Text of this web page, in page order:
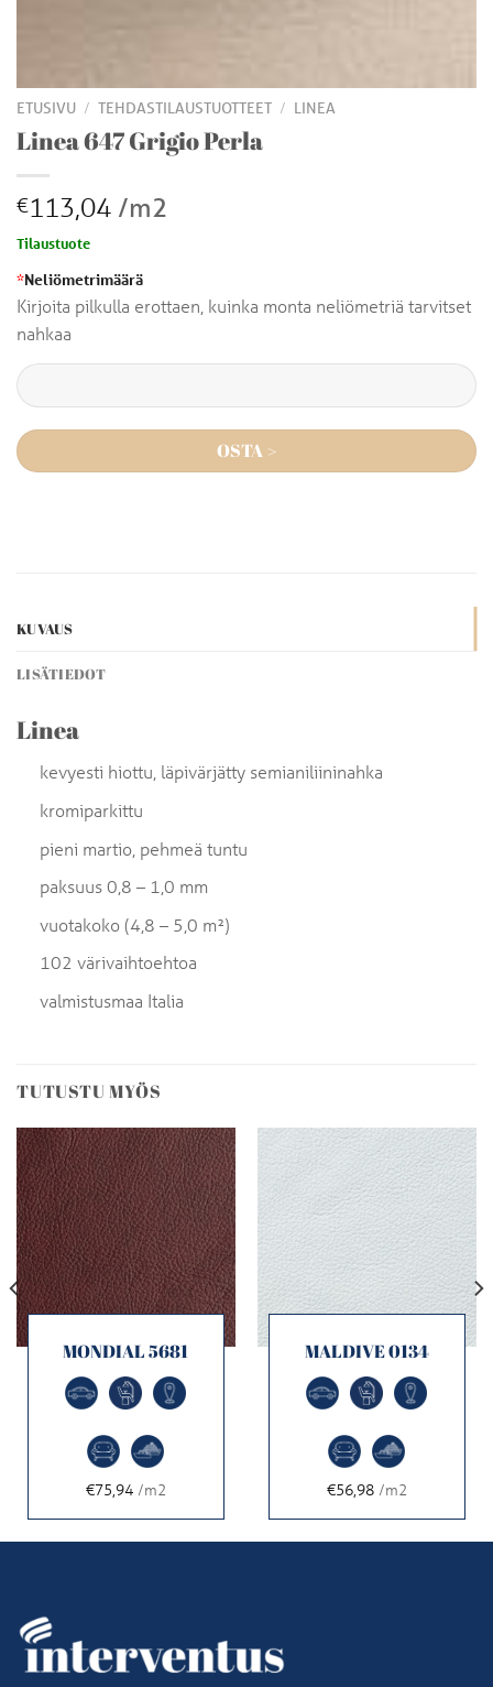
ETUSIVU / TEHDASTILAUSTUOTTEET / LINEA
Linea 647 Grigio Perla
€113,04 /m2
Tilaustuote
*Neliömetrimäärä
Kirjoita pilkulla erottaen, kuinka monta neliömetriä tarvitset
nahkaa
OSTA >
KUVAUS
LISÄTIEDOT
Linea
kevyesti hiottu, läpivärjätty semianiliininahka
kromiparkittu
pieni martio, pehmeä tuntu
paksuus 0,8 – 1,0 mm
vuotakoko (4,8 – 5,0 m²)
102 värivaihtoehtoa
valmistusmaa Italia
TUTUSTU MYÖS
MONDIAL 5681
€75,94/m2
MALDIVE 0134
€56,98/m2